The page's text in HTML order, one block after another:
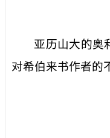
亚历山大的奥
对希伯来书作者的